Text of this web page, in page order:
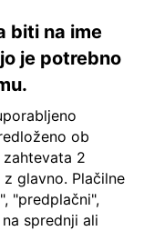
biti na ime
je potrebno
ob
2
glavno. Plačilne
"predplačni",
sprednji ali